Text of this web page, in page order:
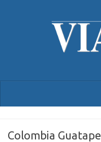
Colombia Guatape